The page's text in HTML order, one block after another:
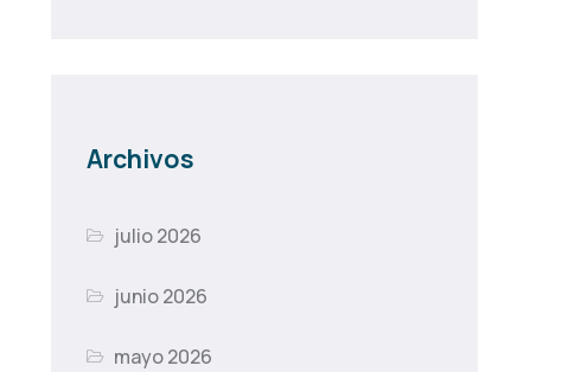
Archivos
julio 2026
junio 2026
mayo 2026